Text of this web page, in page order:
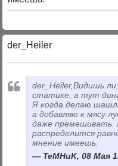
der_Heiler
der_Heiler,Видишь
статике, а тут
Я когда делаю
а добавляю к мясу
даже премешивать.
распределится
мнение имеешь.
TeMHuK, 08 Мая